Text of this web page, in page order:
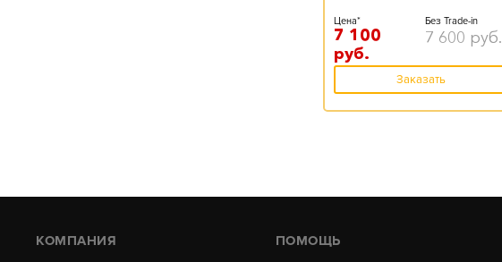
Цена*
7 100
руб.
Без Trade-in
7 600 руб.
Заказать
КОМПАНИЯ ПОМОЩЬ